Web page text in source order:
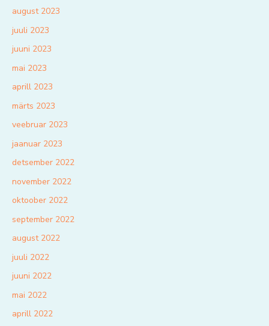
august 2023
juuli 2023
juuni 2023
mai 2023
aprill 2023
märts 2023
veebruar 2023
jaanuar 2023
detsember 2022
november 2022
oktoober 2022
september 2022
august 2022
juuli 2022
juuni 2022
mai 2022
aprill 2022